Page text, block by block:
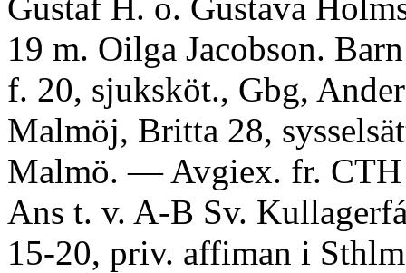
19 m. Oilga Jacobson.
f. 20, sjuksköt., Gbg,
Malmöj, Britta 28,
Malmö. — Avgiex. fr.
Ans t. v. A-B Sv.
15-20, priv. affiman i